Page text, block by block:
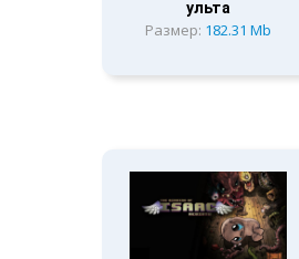
ульта
Размер: 182.31 Mb